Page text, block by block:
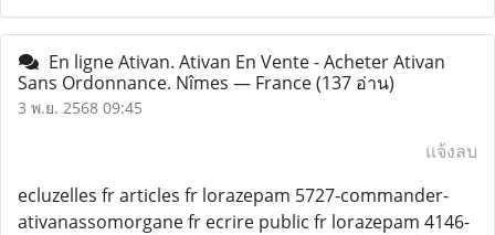
En ligne Ativan. Ativan En Vente - Acheter Ativan
Sans Ordonnance. Nîmes — France(137 อ่าน)
3 พ.ย. 2568 09:45
แจ้งลบ
ecluzelles fr articles fr lorazepam 5727-commander-
ativanassomorgane fr ecrire public fr lorazepam 4146-